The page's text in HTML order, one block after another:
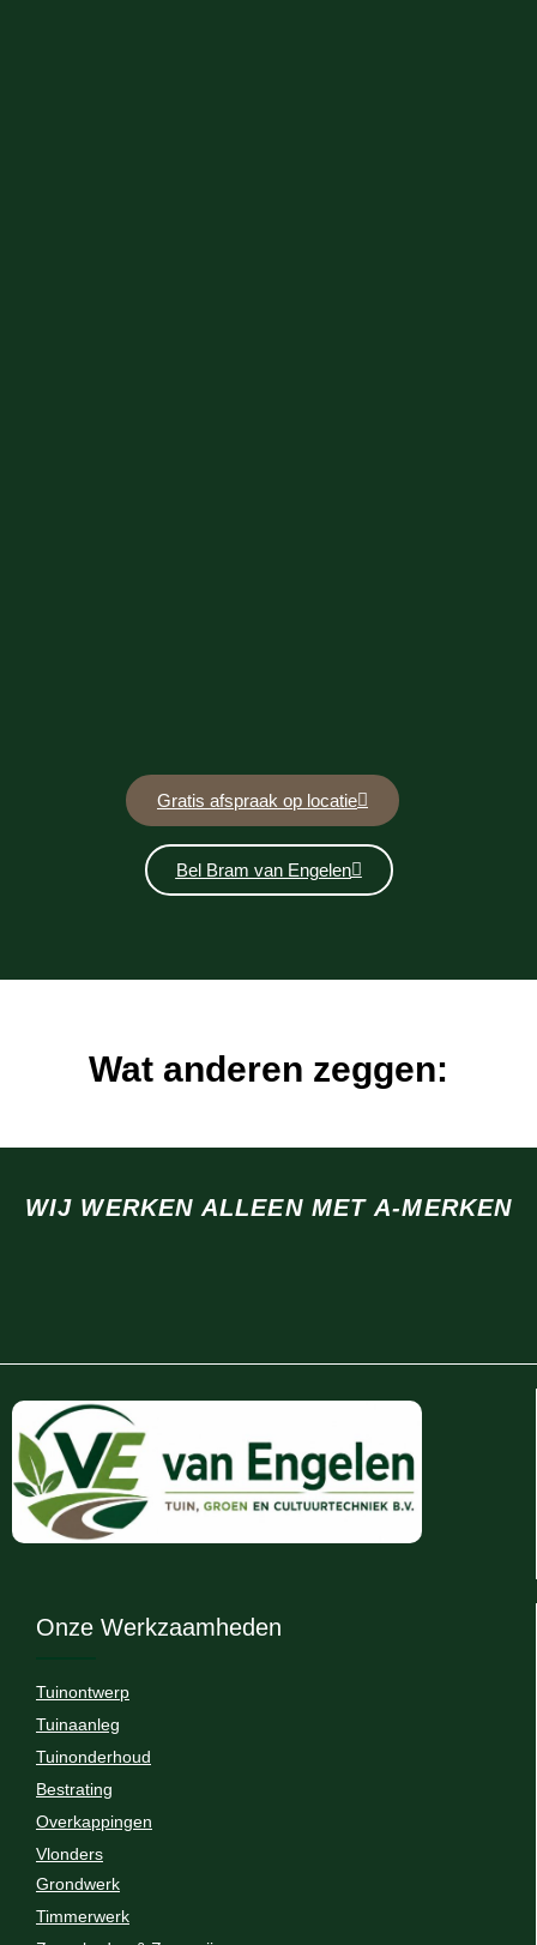
Gratis afspraak op locatie
Bel Bram van Engelen
Wat anderen zeggen:
WIJ WERKEN ALLEEN MET A-MERKEN
Onze Werkzaamheden
Tuinontwerp
Tuinaanleg
Tuinonderhoud
Bestrating
Overkappingen
Vlonders
Grondwerk
Timmerwerk